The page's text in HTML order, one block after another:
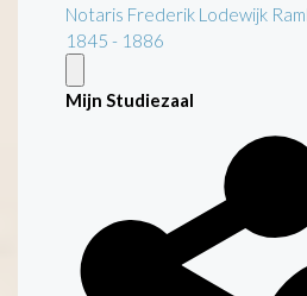
Notaris Frederik Lodewijk
1845 - 1886
Mijn Studiezaal